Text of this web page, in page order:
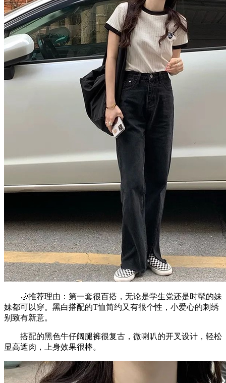
🌙推荐理由：第一套很百搭，无论是学生党还是时髦的妹
妹都可以穿。黑白搭配的T恤简约又有很个性，小爱心的刺绣
别致有新意。
搭配的黑色牛仔阔腿裤很复古，微喇叭的开叉设计，轻松
显高遮肉，上身效果很棒。